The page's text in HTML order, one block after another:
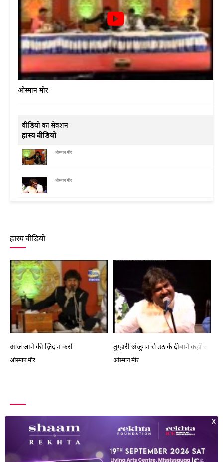
ओस्मान मीर
वीडियो का सेक्शन
हास्य वीडियो
ओस्मान मीर
ओस्मान मीर
हास्य वीडियो
आज जाने की ज़िद न करो
ओस्मान मीर
तुम्हारी अंजुमन से उठ के दीवाने कहाँ जाते
ओस्मान मीर
शायरों की सूची